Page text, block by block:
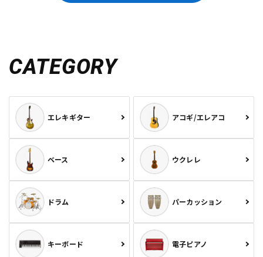
CATEGORY
エレキギター アコギ/エレアコ
ベース ウクレレ
ドラム パーカッション
キーボード 電子ピアノ